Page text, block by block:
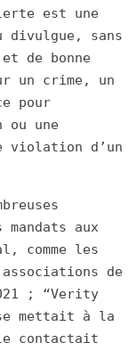
est une
divulgue, sans
de bonne
un crime, un
pour
une
violation d’un
aux
comme les
associations de
; “Verity
mettait à la
contactait